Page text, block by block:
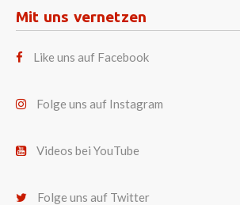
Mit uns vernetzen
Like uns auf Facebook
Folge uns auf Instagram
Videos bei YouTube
Folge uns auf Twitter